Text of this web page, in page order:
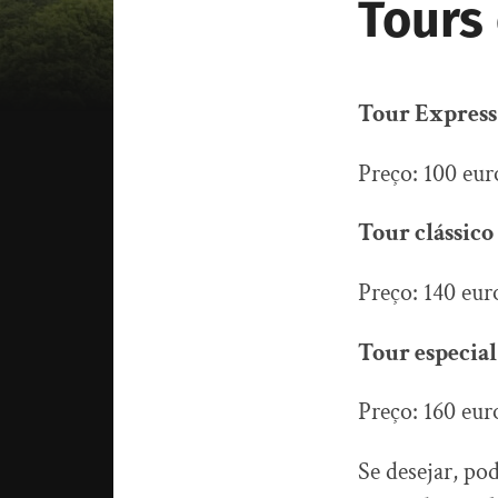
Tour Express
Preço: 100
Tour clássico
Preço: 140
Tour especial
Preço: 160
Se desejar,